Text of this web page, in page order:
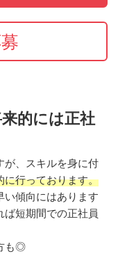
的には正社
が、スキルを身に付
に行っております。
傾向にはあります
短期間での正社員
も◎